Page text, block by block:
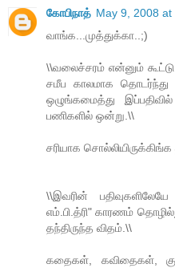
கோபிநாத் May 9, 2008 at
வாங்க...முத்துக்கா..;)
\\வலைச்சரம் என்னும்
சமீப காலமாக தொடர்ந்து
ஒழுங்கமைத்து
பணிகளில் ஒன்று.\\
சரியாக
\\இவரின்
எம்.பி.த்ரி" காரணம்
தந்திருந்த விதம்.\\
கதைகள், கவிதைகள்,